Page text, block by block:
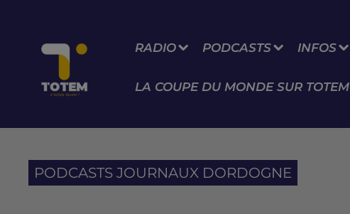
RADIO PODCASTS INFOS
LA COUPE DU MONDE SUR TOTEM
PODCASTS JOURNAUX DORDOGNE